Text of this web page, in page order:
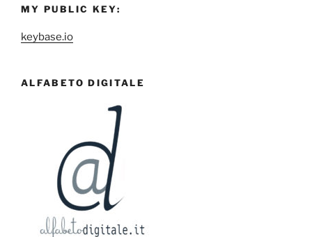
MY PUBLIC KEY:
keybase.io
ALFABETO DIGITALE